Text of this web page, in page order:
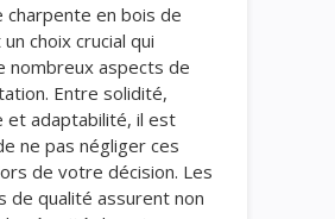
charpente en bois de
choix crucial qui
nombreux aspects de
Entre solidité,
et adaptabilité, il est
ne pas négliger ces
de votre décision. Les
de qualité assurent non